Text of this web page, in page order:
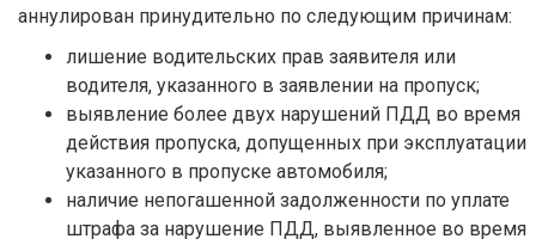
аннулирован принудительно по следующим причинам:
лишение водительских прав заявителя или
водителя, указанного в заявлении на пропуск;
выявление более двух нарушений ПДД во время
действия пропуска, допущенных при эксплуатации
указанного в пропуске автомобиля;
наличие непогашенной задолженности по уплате
штрафа за нарушение ПДД, выявленное во время